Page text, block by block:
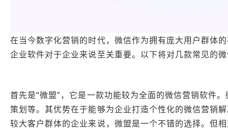
在当今数字化营销的时代，微信作为拥有庞大用户群体
企业软件对于企业来说至关重要。以下将对几款常见的
首先是“微盟”，它是一款功能较为全面的微信营销软件
策划等。其优势在于能够为企业打造个性化的微信营销
较大客户群体的企业来说，微盟是一个不错的选择。但